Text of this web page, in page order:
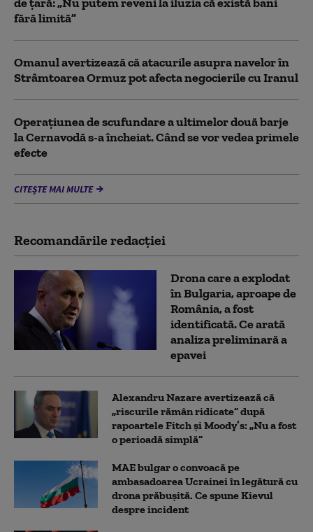
fără limită”
Omanul avertizează că atacurile asupra navelor în
Strâmtoarea Ormuz pot afecta negocierile cu Iranul
Operațiunea de scufundare a ultimelor două barje
la Cernavodă s-a încheiat. Când se vor vedea primele
efecte
CITEȘTE MAI MULTE
Recomandările redacţiei
Drona care a explodat
în Bulgaria, aproape de
România, a fost
identificată. Ce arată
analiza preliminară a
epavei
Alexandru Nazare avertizează că
„riscurile rămân ridicate” după
rapoartele Fitch și Moody’s: „Nu a fost
o perioadă simplă”
MAE bulgar o convoacă pe
ambasadoarea Ucrainei în legătură cu
drona prăbuşită. Ce spune Kievul
despre incident